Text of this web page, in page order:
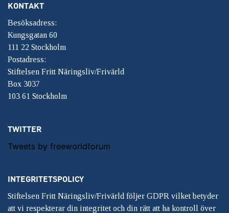
KONTAKT
Besöksadress:
Kungsgatan 60
111 22 Stockholm
Postadress:
Stiftelsen Fritt Näringsliv/Frivärld
Box 3037
103 61 Stockholm
TWITTER
Tweets by freeworldforum
INTEGRITETSPOLICY
Stiftelsen Fritt Näringsliv/Frivärld följer GDPR vilket betyder
att vi respekterar din integritet och din rätt att ha kontroll över